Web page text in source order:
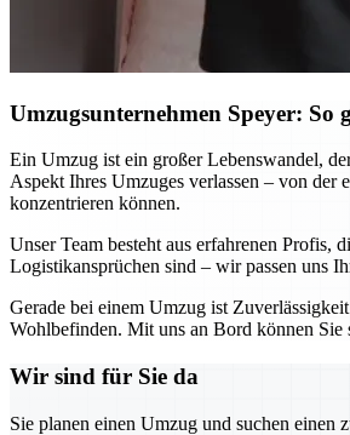
Umzugsunternehmen Speyer: So
Ein Umzug ist ein großer Lebenswandel,
Aspekt Ihres Umzuges verlassen – von der
konzentrieren können.
Unser Team besteht aus erfahrenen
Logistikansprüchen sind – wir passen uns
Gerade bei einem Umzug ist
Wohlbefinden. Mit uns an Bord können Sie
Wir sind für Sie da
Sie planen einen Umzug und suchen einen